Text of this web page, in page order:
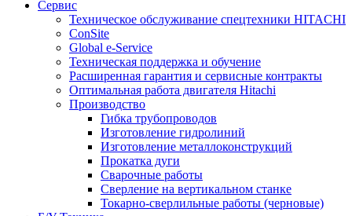
Сервис
Техническое обслуживание спецтехники HITACHI
ConSite
Global e-Service
Техническая поддержка и обучение
Расширенная гарантия и сервисные контракты
Оптимальная работа двигателя Hitachi
Производство
Гибка трубопроводов
Изготовление гидролиний
Изготовление металлоконструкций
Прокатка дуги
Сварочные работы
Сверление на вертикальном станке
Токарно-сверлильные работы (черновые)